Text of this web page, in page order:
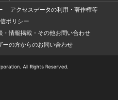
アクセスデータの利用・著作権等
ポリシー
・情報掲載・その他お問い合わせ
ーの方からのお問い合わせ
All Rights Reserved.